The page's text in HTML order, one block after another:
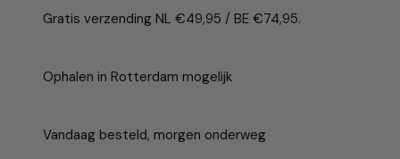
Gratis verzending NL €49,95 / BE €74,95.
Ophalen in Rotterdam mogelijk
Vandaag besteld, morgen onderweg